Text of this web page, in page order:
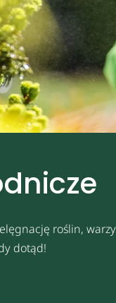
roślin,
dotąd!